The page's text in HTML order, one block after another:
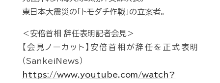
東日本大震災の「トモダチ作戦」の立案者。
＜安倍首相 辞任表明記者会見＞
【会見ノーカット】安倍首相が辞任を正式表明
（SankeiNews）
https://www.youtube.com/watch?